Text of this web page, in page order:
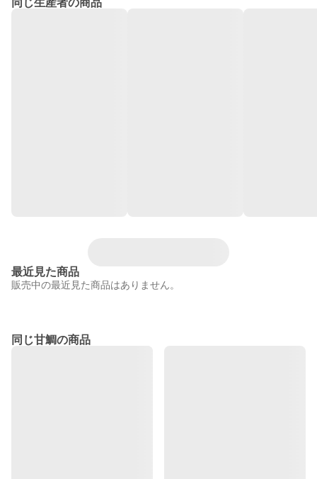
同じ生産者の商品
最近見た商品
販売中の最近見た商品はありません。
同じ甘鯛の商品